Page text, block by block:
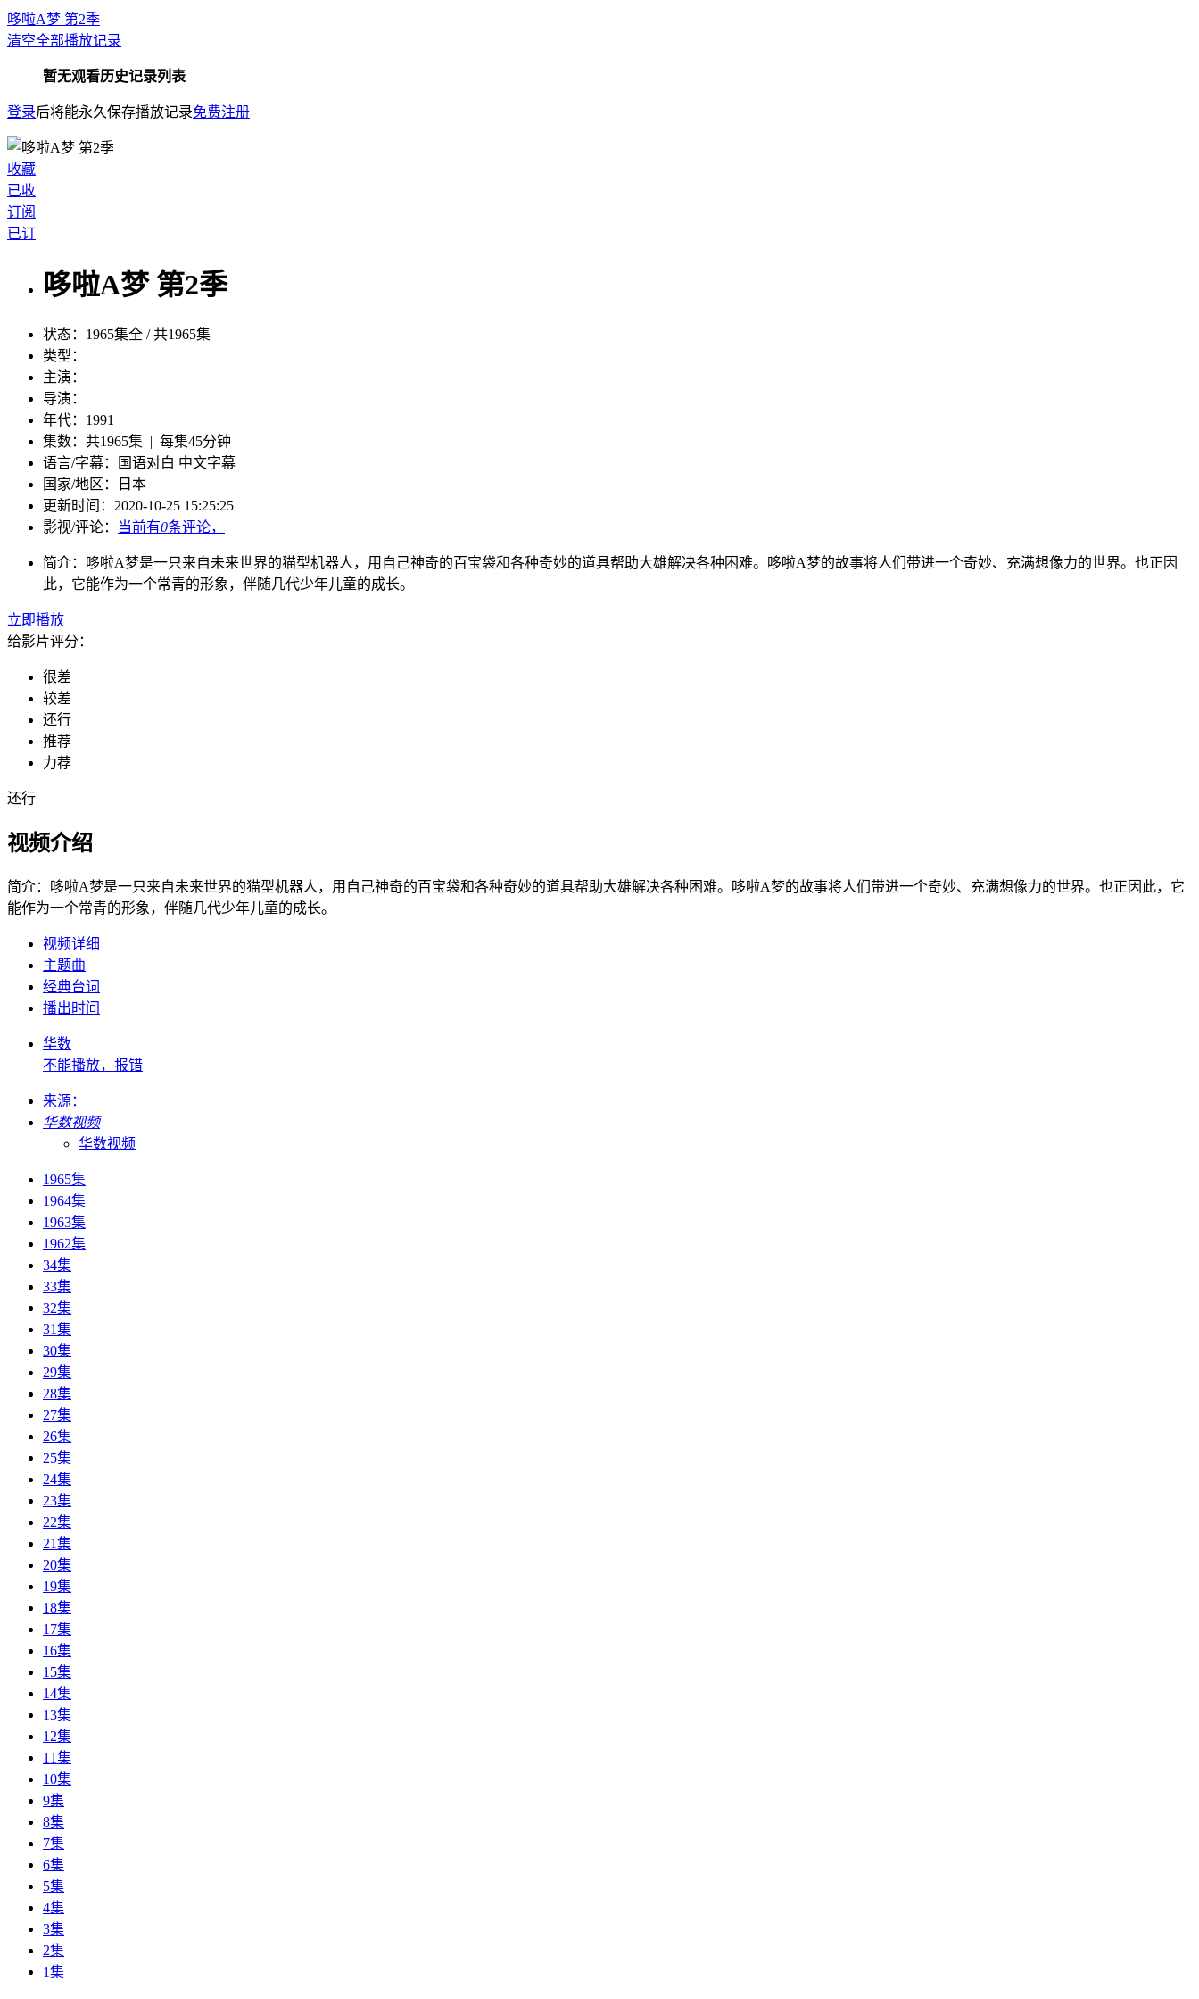
哆啦A梦 第2季
清空全部播放记录
暂无观看历史记录列表
登录后将能永久保存播放记录免费注册
收藏
已收
订阅
已订
哆啦A梦 第2季
状态： 1965集全 / 共1965集
类型：
主演：
导演：
年代： 1991
集数： 共1965集 | 每集45分钟
语言/字幕：
国语对白 中文字幕
国家/地区：
日本
更新时间： 2020-10-25 15:25:25
影视/评论：
当前有0条评论，
简介：
哆啦A梦是一只来自未来世界的猫型机器人，用自己神奇的百宝袋和各种奇妙的道具帮助大雄解决各种困难。哆啦A梦的故事将人们带进一个奇妙、充满想像力的世界。也正因
此，它能作为一个常青的形象，伴随几代少年儿童的成长。
立即播放
给影片评分：
很差
较差
还行
推荐
力荐
还行
视频介绍
简介：
哆啦A梦是一只来自未来世界的猫型机器人，用自己神奇的百宝袋和各种奇妙的道具帮助大雄解决各种困难。哆啦A梦的故事将人们带进一个奇妙、充满想像力的世界。也正因此，它
能作为一个常青的形象，伴随几代少年儿童的成长。
视频详细
主题曲
经典台词
播出时间
华数
不能播放，报错
来源：
华数视频
华数视频
1965集
1964集
1963集
1962集
34集
33集
32集
31集
30集
29集
28集
27集
26集
25集
24集
23集
22集
21集
20集
19集
18集
17集
16集
15集
14集
13集
12集
11集
10集
9集
8集
7集
6集
5集
4集
3集
2集
1集